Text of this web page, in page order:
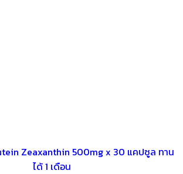
Zeaxanthin 500mg x 30 แคปซูล ทาน
ได้ 1 เดือน